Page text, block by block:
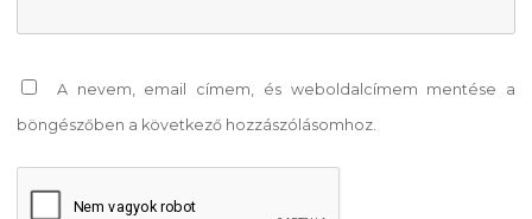
A nevem, email címem, és weboldalcímem mentése a
böngészőben a következő hozzászólásomhoz.